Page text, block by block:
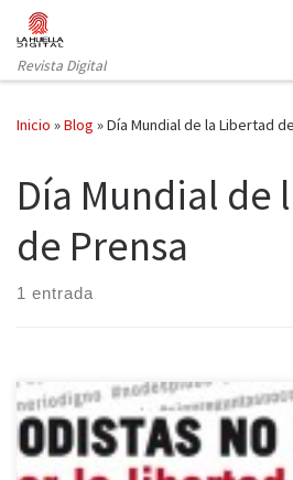
Saltar al contenido
Revista Digital
Inicio »Blog »Día Mundial de la Libertad
Día Mundial de
de Prensa
1 entrada
“Una prensa libre, pluralista e